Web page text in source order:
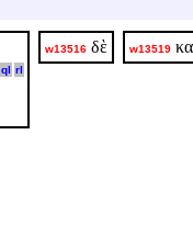
ql rl
w13516 δὲ w13519